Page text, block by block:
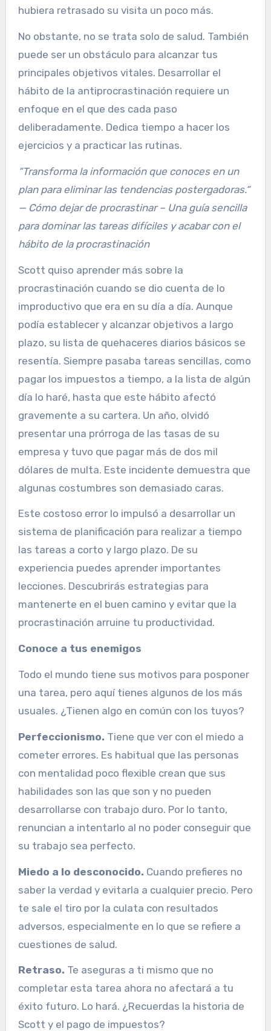
hubiera retrasado su visita un poco más.
No obstante, no se trata solo de salud. También
puede ser un obstáculo para alcanzar tus
principales objetivos vitales. Desarrollar el
hábito de la antiprocrastinación requiere un
enfoque en el que des cada paso
deliberadamente. Dedica tiempo a hacer los
ejercicios y a practicar las rutinas.
“Transforma la información que conoces en un
plan para eliminar las tendencias postergadoras.“
— Cómo dejar de procrastinar – Una guía sencilla
para dominar las tareas difíciles y acabar con el
hábito de la procrastinación
Scott quiso aprender más sobre la
procrastinación cuando se dio cuenta de lo
improductivo que era en su día a día. Aunque
podía establecer y alcanzar objetivos a largo
plazo, su lista de quehaceres diarios básicos se
resentía. Siempre pasaba tareas sencillas, como
pagar los impuestos a tiempo, a la lista de algún
día lo haré, hasta que este hábito afectó
gravemente a su cartera. Un año, olvidó
presentar una prórroga de las tasas de su
empresa y tuvo que pagar más de dos mil
dólares de multa. Este incidente demuestra que
algunas costumbres son demasiado caras.
Este costoso error lo impulsó a desarrollar un
sistema de planificación para realizar a tiempo
las tareas a corto y largo plazo. De su
experiencia puedes aprender importantes
lecciones. Descubrirás estrategias para
mantenerte en el buen camino y evitar que la
procrastinación arruine tu productividad.
Conoce a tus enemigos
Todo el mundo tiene sus motivos para posponer
una tarea, pero aquí tienes algunos de los más
usuales. ¿Tienen algo en común con los tuyos?
Perfeccionismo. Tiene que ver con el miedo a
cometer errores. Es habitual que las personas
con mentalidad poco flexible crean que sus
habilidades son las que son y no pueden
desarrollarse con trabajo duro. Por lo tanto,
renuncian a intentarlo al no poder conseguir que
su trabajo sea perfecto.
Miedo a lo desconocido. Cuando prefieres no
saber la verdad y evitarla a cualquier precio. Pero
te sale el tiro por la culata con resultados
adversos, especialmente en lo que se refiere a
cuestiones de salud.
Retraso. Te aseguras a ti mismo que no
completar esta tarea ahora no afectará a tu
éxito futuro. Lo hará. ¿Recuerdas la historia de
Scott y el pago de impuestos?